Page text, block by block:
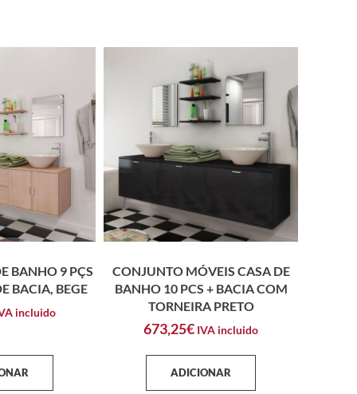
BANHO 9 PÇS
BACIA, BEGE
incluido
CONJUNTO MÓVEIS CASA DE
BANHO 10 PCS + BACIA COM
TORNEIRA PRETO
673,25€ IVA incluido
ADICIONAR